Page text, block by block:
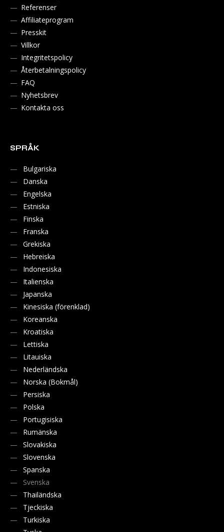
Referenser
Affiliateprogram
Presskit
Villkor
Integritetspolicy
Återbetalningspolicy
FAQ
Nyhetsbrev
Kontakta oss
SPRÅK
Bulgariska
Danska
Engelska
Estniska
Finska
Franska
Grekiska
Hebreiska
Indonesiska
Italienska
Japanska
Kinesiska (förenklad)
Koreanska
Kroatiska
Lettiska
Litauiska
Nederländska
Norska (Bokmål)
Persiska
Polska
Portugisiska
Rumänska
Slovakiska
Slovenska
Spanska
Svenska
Thailändska
Tjeckiska
Turkiska